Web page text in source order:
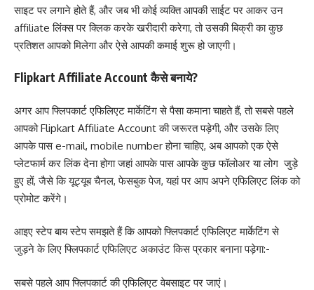
साइट पर लगाने होते हैं, और जब भी कोई व्यक्ति आपकी साईट पर आकर उन
affiliate लिंक्स पर क्लिक करके खरीदारी करेगा, तो उसकी बिक्री का कुछ
प्रतिशत आपको मिलेगा और ऐसे आपकी कमाई शुरू हो जाएगी।
Flipkart Affiliate Account कैसे बनाये?
अगर आप फ्लिपकार्ट एफिलिएट मार्केटिंग से पैसा कमाना चाहते हैं, तो सबसे पहले
आपको Flipkart Affiliate Account की जरूरत पड़ेगी, और उसके लिए
आपके पास e-mail, mobile number होना चाहिए, अब आपको एक ऐसे
प्लेटफार्म कर लिंक देना होगा जहां आपके पास आपके कुछ फॉलोअर या लोग जुड़े
हुए हों, जैसे कि यूट्यूब चैनल, फेसबुक पेज, यहां पर आप अपने एफिलिएट लिंक को
प्रोमोट करेंगे।
आइए स्टेप बाय स्टेप समझते हैं कि आपको फ्लिपकार्ट एफिलिएट मार्केटिंग से
जुड़ने के लिए फ्लिपकार्ट एफिलिएट अकाउंट किस प्रकार बनाना पड़ेगा:-
सबसे पहले आप फ्लिपकार्ट की एफिलिएट वेबसाइट पर जाएं।